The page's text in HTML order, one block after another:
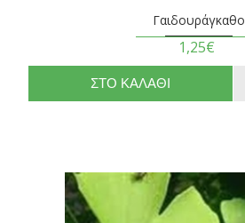
Γαιδουράγκαθο
1,25€